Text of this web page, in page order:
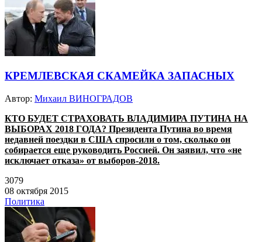
КРЕМЛЕВСКАЯ СКАМЕЙКА ЗАПАСНЫХ
Автор: Михаил ВИНОГРАДОВ
КТО БУДЕТ СТРАХОВАТЬ ВЛАДИМИРА ПУТИНА НА
ВЫБОРАХ 2018 ГОДА? Президента Путина во время
недавней поездки в США спросили о том, сколько он
собирается еще руководить Россией. Он заявил, что «не
исключает отказа» от выборов-2018.
3079
08 октября 2015
Политика